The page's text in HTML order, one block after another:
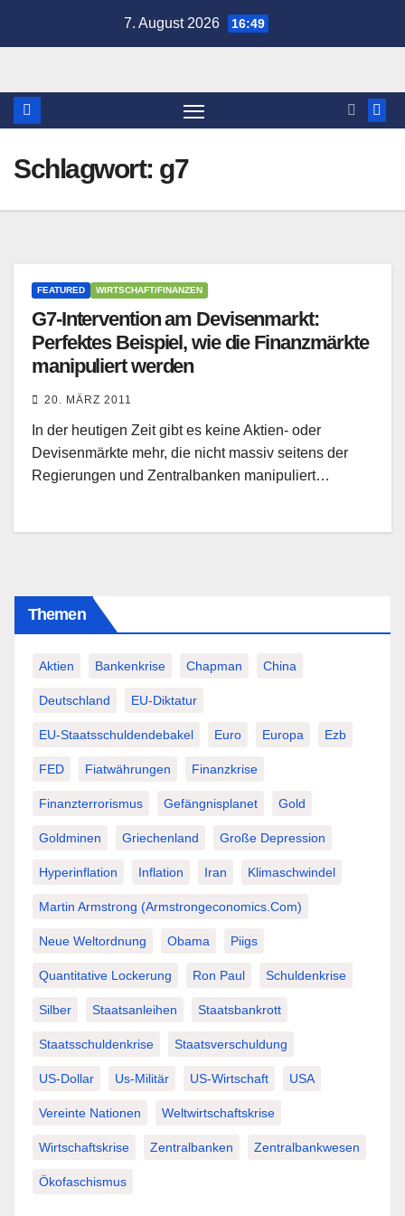
7. August 2026 16:49
Schlagwort: g7
FEATURED WIRTSCHAFT/FINANZEN
G7-Intervention am Devisenmarkt:
Perfektes Beispiel, wie die Finanzmärkte
manipuliert werden
20. MÄRZ 2011
In der heutigen Zeit gibt es keine Aktien- oder
Devisenmärkte mehr, die nicht massiv seitens der
Regierungen und Zentralbanken manipuliert…
Themen
Aktien Bankenkrise Chapman China
Deutschland EU-Diktatur
EU-Staatsschuldendebakel Euro Europa Ezb
FED Fiatwährungen Finanzkrise
Finanzterrorismus Gefängnisplanet Gold
Goldminen Griechenland Große Depression
Hyperinflation Inflation Iran Klimaschwindel
Martin Armstrong (Armstrongeconomics.com)
Neue Weltordnung Obama Piigs
Quantitative Lockerung Ron Paul Schuldenkrise
Silber Staatsanleihen Staatsbankrott
Staatsschuldenkrise Staatsverschuldung
US-Dollar Us-Militär US-Wirtschaft USA
Vereinte Nationen Weltwirtschaftskrise
Wirtschaftskrise Zentralbanken Zentralbankwesen
Ökofaschismus